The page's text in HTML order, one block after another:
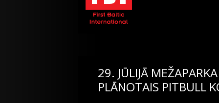
29. JŪLIJĀ
PLĀNOTAIS PITBULL